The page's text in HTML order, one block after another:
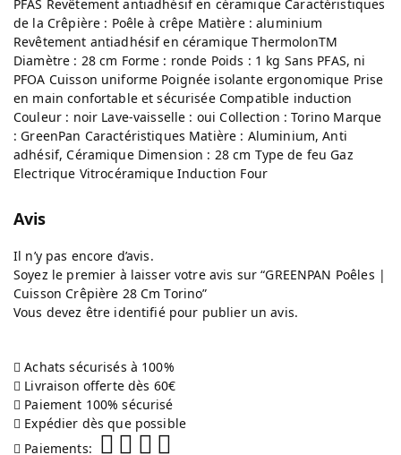
PFAS Revêtement antiadhésif en céramique Caractéristiques
de la Crêpière : Poêle à crêpe Matière : aluminium
Revêtement antiadhésif en céramique ThermolonTM
Diamètre : 28 cm Forme : ronde Poids : 1 kg Sans PFAS, ni
PFOA Cuisson uniforme Poignée isolante ergonomique Prise
en main confortable et sécurisée Compatible induction
Couleur : noir Lave-vaisselle : oui Collection : Torino Marque
: GreenPan Caractéristiques Matière : Aluminium, Anti
adhésif, Céramique Dimension : 28 cm Type de feu Gaz
Electrique Vitrocéramique Induction Four
Avis
Il n’y pas encore d’avis.
Soyez le premier à laisser votre avis sur “GREENPAN Poêles |
Cuisson Crêpière 28 Cm Torino”
Vous devez être identifiépour publier un avis.
Achats sécurisés à 100%
Livraison offerte dès 60€
Paiement 100% sécurisé
Expédier dès que possible
Paiements: